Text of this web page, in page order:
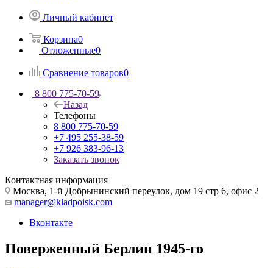
Личный кабинет
Корзина0
Отложенные0
Сравнение товаров0
8 800 775-70-59
Назад
Телефоны
8 800 775-70-59
+7 495 255-38-59
+7 926 383-96-13
Заказать звонок
Контактная информация
Москва, 1-й Добрынинский переулок, дом 19 стр 6, офис 2
manager@kladpoisk.com
Вконтакте
Поверженный Берлин 1945-го